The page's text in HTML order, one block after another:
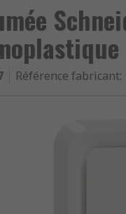
Référence fabricant: